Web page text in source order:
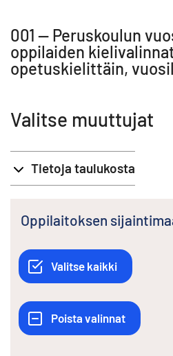
001 -- Peruskoulun
oppilaiden
opetuskielittäin,
Valitse muuttujat
Tietoja taulukosta
Oppilaitoksen